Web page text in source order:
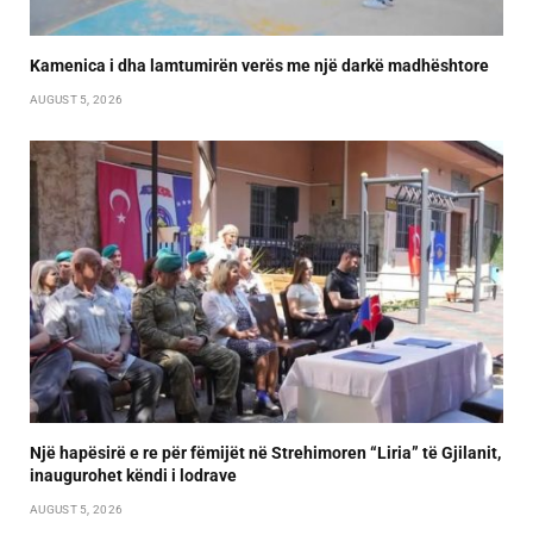
Kamenica i dha lamtumirën verës me një darkë madhështore
AUGUST 5, 2026
Një hapësirë e re për fëmijët në Strehimoren “Liria” të Gjilanit,
inaugurohet këndi i lodrave
AUGUST 5, 2026